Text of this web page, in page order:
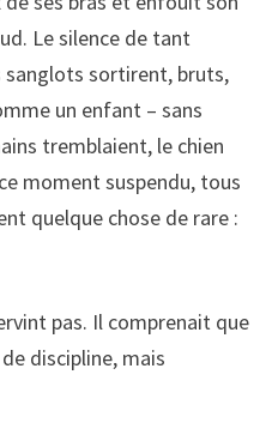
Le silence de tant
sanglots sortirent, bruts,
un enfant – sans
tremblaient, le chien
moment suspendu, tous
quelque chose de rare :
pas. Il comprenait que
discipline, mais